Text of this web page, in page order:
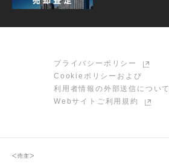
プライバシーポリシー
Cookieポリシーおよび
利用者情報の外部送信について
Webサイトご利用規約